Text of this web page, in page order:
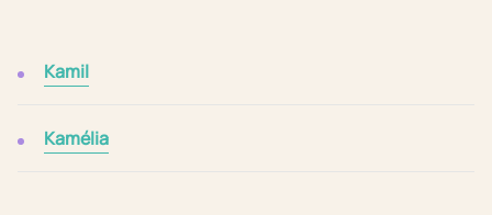
Kamil
Kamélia